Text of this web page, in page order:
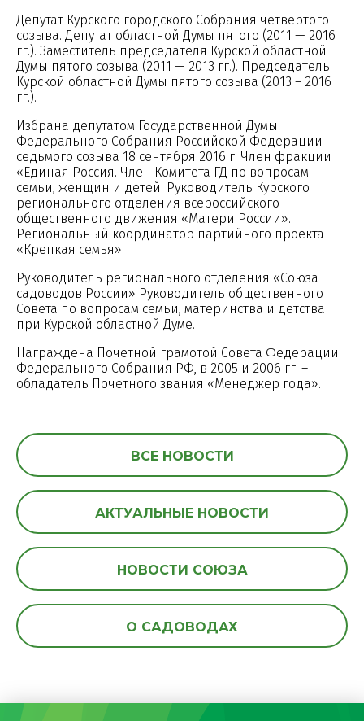
Депутат Курского городского Собрания четвертого
созыва. Депутат областной Думы пятого (2011 — 2016
гг.). Заместитель председателя Курской областной
Думы пятого созыва (2011 — 2013 гг.). Председатель
Курской областной Думы пятого созыва (2013 – 2016
гг.).
Избрана депутатом Государственной Думы
Федерального Собрания Российской Федерации
седьмого созыва 18 сентября 2016 г. Член фракции
«Единая Россия. Член Комитета ГД по вопросам
семьи, женщин и детей. Руководитель Курского
регионального отделения всероссийского
общественного движения «Матери России».
Региональный координатор партийного проекта
«Крепкая семья».
Руководитель регионального отделения «Союза
садоводов России» Руководитель общественного
Совета по вопросам семьи, материнства и детства
при Курской областной Думе.
Награждена Почетной грамотой Совета Федерации
Федерального Собрания РФ, в 2005 и 2006 гг. –
обладатель Почетного звания «Менеджер года».
ВСЕ НОВОСТИ
АКТУАЛЬНЫЕ НОВОСТИ
НОВОСТИ СОЮЗА
О САДОВОДАХ